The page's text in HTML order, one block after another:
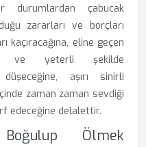
durumlardan çabucak
zararları ve borçları
kaçıracağına, eline geçen
ve yeterli şekilde
düşeceğine, aşırı sinirli
zaman zaman sevdiği
edeceğine delalettir.
Ölmek